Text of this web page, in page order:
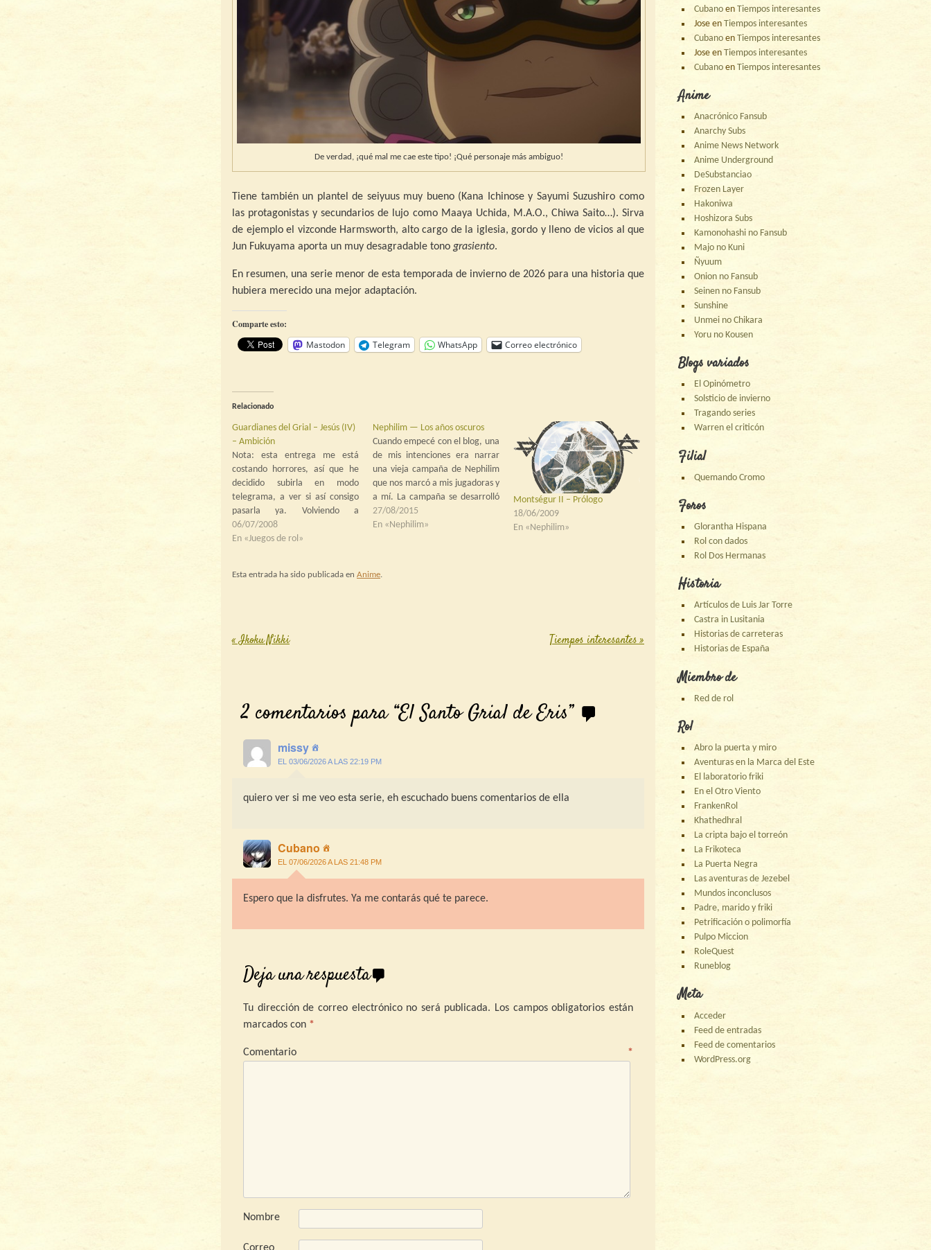
De verdad, ¡qué mal me cae este tipo! ¡Qué personaje más ambiguo!
Tiene también un plantel de seiyuus muy bueno (Kana Ichinose y Sayumi Suzushiro como
las protagonistas y secundarios de lujo como Maaya Uchida, M.A.O., Chiwa Saito…). Sirva
de ejemplo el vizconde Harmsworth, alto cargo de la iglesia, gordo y lleno de vicios al que
Jun Fukuyama aporta un muy desagradable tono grasiento.
En resumen, una serie menor de esta temporada de invierno de 2026 para una historia que
hubiera merecido una mejor adaptación.
Comparte esto:
Mastodon
Telegram WhatsApp Correo electrónico
Relacionado
Guardianes del Grial – Jesús (IV)
– Ambición
Nota: esta entrega me está
costando horrores, así que he
decidido subirla en modo
telegrama, a ver si así consigo
pasarla ya. Volviendo a
Jerusalén, Yaltaka y Pírixis
debían cruzar el Jordán. En el
importante miembro de los
06/07/2008
En «Juegos de rol»
Nephilim — Los años oscuros
Cuando empecé con el blog, una
de mis intenciones era narrar
una vieja campaña de Nephilim
que nos marcó a mis jugadoras y
a mí. La campaña se desarrolló
en tres cursos lectivos, en la
universidad, entre 1998 y 2001.
27/08/2015
En «Nephilim»
Montségur II – Prólogo
18/06/2009
En «Nephilim»
Esta entrada ha sido publicada en Anime
Post navigation
«Ikoku Nikki Tiempos interesantes»
2 comentarios para “El Santo Grial de Eris”
missy
EL 03/06/2026 A LAS 22:19 PM
quiero ver si me veo esta serie, eh escuchado buens comentarios de ella
Cubano
EL 07/06/2026 A LAS 21:48 PM
Espero que la disfrutes. Ya me contarás qué te parece.
Deja una respuesta
Tu dirección de correo electrónico no será publicada. Los campos obligatorios están
marcados con *
Comentario *
Nombre
Cubano enTiempos interesantes
Jose enTiempos interesantes
Cubano enTiempos interesantes
Jose enTiempos interesantes
Cubano enTiempos interesantes
Anime
Anacrónico Fansub
Anarchy Subs
Anime News Network
Anime Underground
DeSubstanciao
Frozen Layer
Hakoniwa
Hoshizora Subs
Kamonohashi no Fansub
Majo no Kuni
Ñyuum
Onion no Fansub
Seinen no Fansub
Sunshine
Unmei no Chikara
Yoru no Kousen
Blogs variados
El Opinómetro
Solsticio de invierno
Tragando series
Warren el criticón
Filial
Quemando Cromo
Foros
Glorantha Hispana
Rol con dados
Rol Dos Hermanas
Historia
Artículos de Luis Jar Torre
Castra in Lusitania
Historias de carreteras
Historias de España
Miembro de
Red de rol
Rol
Abro la puerta y miro
Aventuras en la Marca del Este
El laboratorio friki
En el Otro Viento
FrankenRol
Khathedhral
La cripta bajo el torreón
La Frikoteca
La Puerta Negra
Las aventuras de Jezebel
Mundos inconclusos
Padre, marido y friki
Petrificación o polimorfía
Pulpo Miccion
RoleQuest
Runeblog
Meta
Acceder
Feed de entradas
Feed de comentarios
WordPress.org